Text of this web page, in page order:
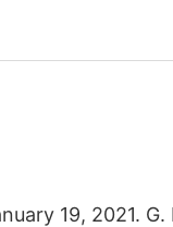
19, 2021.